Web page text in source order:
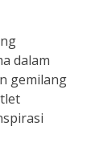
dalam
gemilang